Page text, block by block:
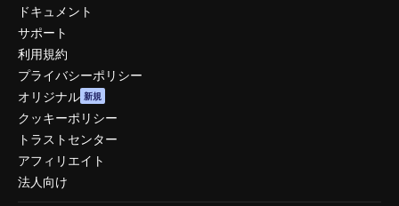
ドキュメント
サポート
利用規約
プライバシーポリシー
オリジナル 新規
クッキーポリシー
トラストセンター
アフィリエイト
法人向け